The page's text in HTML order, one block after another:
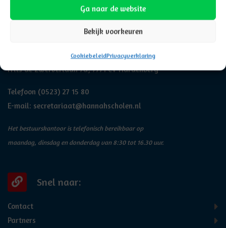
Ga naar de website
Bekijk voorkeuren
CookiebeleidPrivacyverklaring
Adresgegevens
Frits de Zwerverlaan 7a, 7771 CV Hardenberg
Telefoon (0523) 27 15 80
E-mail: secretariaat@hannahscholen.nl
Het bestuurskantoor is telefonisch bereikbaar op
maandag, dinsdag en donderdag van 8:30 tot 16.30 uur.
Snel naar:
Contact
Partners